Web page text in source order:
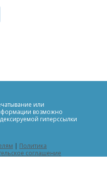
или
возможно
гиперссылки
| Политика
соглашение